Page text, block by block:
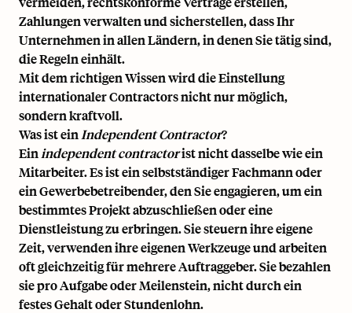
Zahlungen verwalten und sicherstellen, dass Ihr
Unternehmen in allen Ländern, in denen Sie tätig sind,
die Regeln einhält.
Mit dem richtigen Wissen wird die Einstellung
internationaler Contractors nicht nur möglich,
sondern kraftvoll.
Was ist ein Independent Contractor?
Ein independent contractorist nicht dasselbe wie ein
Mitarbeiter. Es ist ein selbstständiger Fachmann oder
ein Gewerbebetreibender, den Sie engagieren, um ein
bestimmtes Projekt abzuschließen oder eine
Dienstleistung zu erbringen. Sie steuern ihre eigene
Zeit, verwenden ihre eigenen Werkzeuge und arbeiten
oft gleichzeitig für mehrere Auftraggeber. Sie bezahlen
sie pro Aufgabe oder Meilenstein, nicht durch ein
festes Gehalt oder Stundenlohn.